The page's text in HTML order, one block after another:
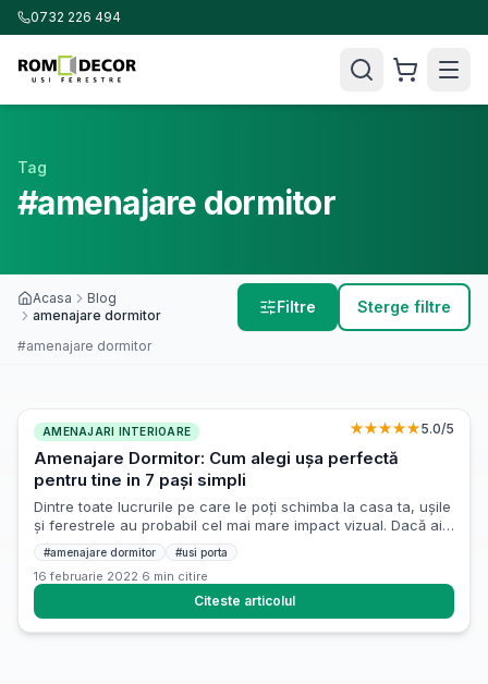
0732 226 494
Tag
#amenajare dormitor
Acasa
Blog
amenajare dormitor
Filtre Sterge filtre
#amenajare dormitor
AMENAJARI INTERIOARE ★★★★★5.0/5
Amenajare Dormitor: Cum alegi ușa perfectă
pentru tine in 7 pași simpli
Dintre toate lucrurile pe care le poți schimba la casa ta, ușile
și ferestrele au probabil cel mai mare impact vizual. Dacă ai
început renovarea și ai ajuns la etapa de amenajare
dormitor, atunci e momentul să acorzi atenție unui element
foarte important, și anume ușa dormitorului. Când vine vorba
de alegerea unei uși pentru […]
#amenajare dormitor #usi porta
16 februarie 2022·6 min citire
Citeste articolul